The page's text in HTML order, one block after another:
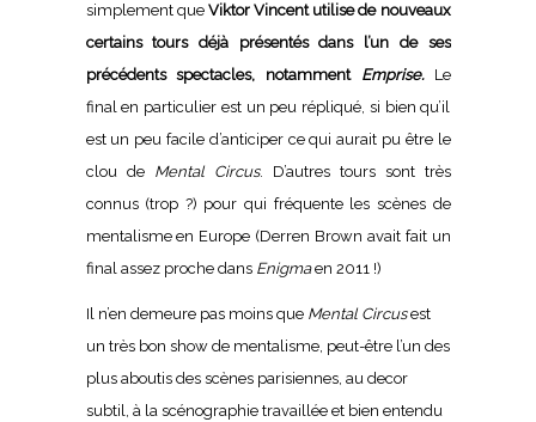
simplement queViktor Vincent utilise de nouveaux
certains tours déjà présentés dans l’un de ses
précédents spectacles, notamment Emprise.Le
final en particulier est un peu répliqué, si bien qu’il
est un peu facile d’anticiper ce qui aurait pu être le
clou de Mental Circus. D’autres tours sont très
connus (trop ?) pour qui fréquente les scènes de
mentalisme en Europe (Derren Brown avait fait un
final assez proche dans Enigmaen 2011 !)
Il n’en demeure pas moins queMental Circusest
un très bon show de mentalisme, peut-être l’un des
plus aboutis des scènes parisiennes, au decor
subtil, à la scénographie travaillée et bien entendu